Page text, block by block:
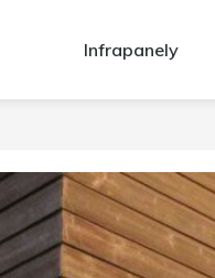
Infrapanely